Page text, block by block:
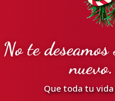
No te
Que toda tu